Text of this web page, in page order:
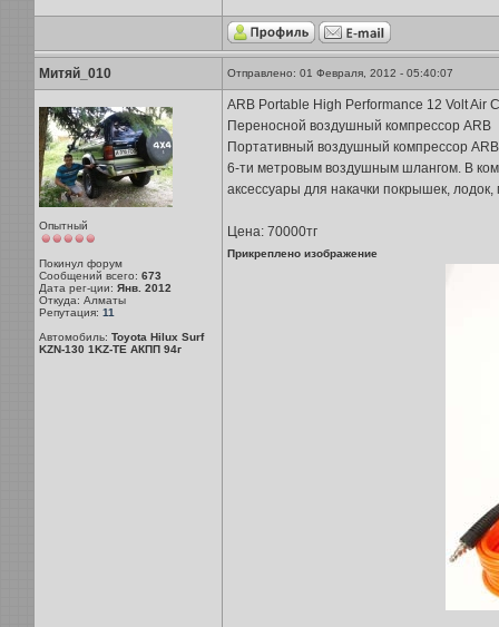
Митяй_010 Отправлено: 01 Февраля, 2012 - 05:40:07
Опытный
Покинул форум
Сообщений всего: 673
Дата рег-ции: Янв. 2012
Откуда: Алматы
Репутация: 11
Автомобиль: Toyota Hilux Surf
KZN-130 1KZ-TE АКПП 94г
ARB Portable High Performance 12 Volt Air
Переносной воздушный компрессор ARB
Портативный воздушный компрессор
6-ти метровым воздушным шлангом. В
аксессуары для накачки покрышек, лодок,
Цена: 70000тг
Прикреплено изображение